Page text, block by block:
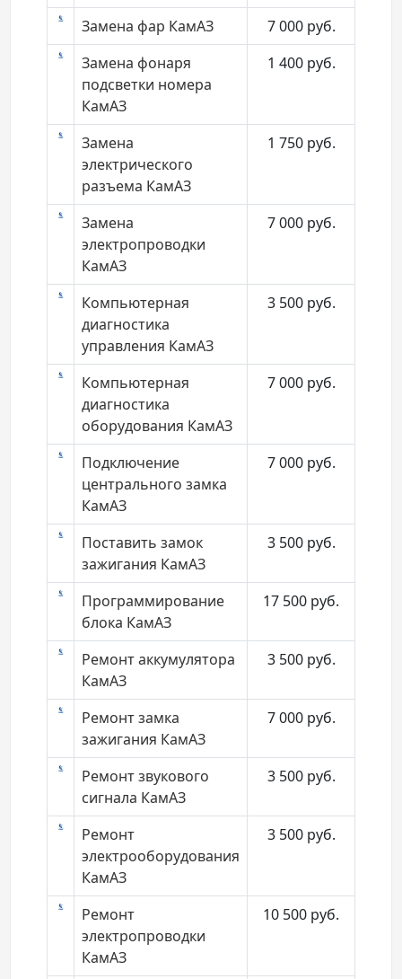
Замена фар КамАЗ 7 000 руб.
Замена фонаря
подсветки номера
КамАЗ
1 400 руб.
Замена
электрического
разъема КамАЗ
1 750 руб.
Замена
электропроводки
КамАЗ
7 000 руб.
Компьютерная
диагностика
управления КамАЗ
3 500 руб.
Компьютерная
диагностика
оборудования КамАЗ
7 000 руб.
Подключение
центрального замка
КамАЗ
7 000 руб.
Поставить замок
зажигания КамАЗ
3 500 руб.
Программирование
блока КамАЗ
17 500 руб.
Ремонт аккумулятора
КамАЗ
3 500 руб.
Ремонт замка
зажигания КамАЗ
7 000 руб.
Ремонт звукового
сигнала КамАЗ
3 500 руб.
Ремонт
электрооборудования
КамАЗ
3 500 руб.
Ремонт
электропроводки
КамАЗ
10 500 руб.